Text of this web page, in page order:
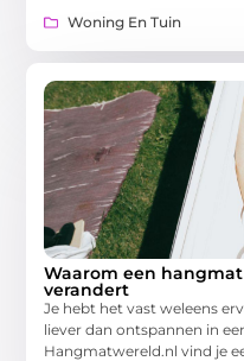
Woning En Tuin
Waarom een
verandert
Je hebt het vast weleens
liever dan ontspannen in
Hangmatwereld.nl vind je